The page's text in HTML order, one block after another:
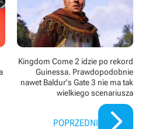
Kingdom Come 2 idzie po rekord
Guinessa. Prawdopodobnie
nawet Baldur's Gate 3 nie ma tak
wielkiego scenariusza
POPRZEDNI